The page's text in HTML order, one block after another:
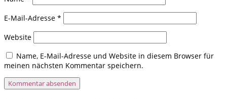
E-Mail-Adresse *
Website
Name, E-Mail-Adresse und Website in diesem Browser für
meinen nächsten Kommentar speichern.